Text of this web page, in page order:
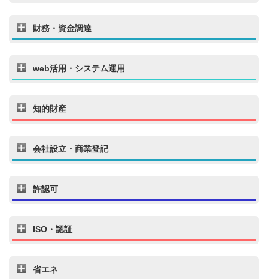
財務・資金調達
web活用・システム運用
知的財産
会社設立・商業登記
許認可
ISO・認証
省エネ